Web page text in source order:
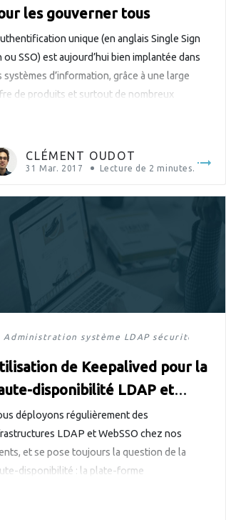
les gouverner tous
unique (en anglais Single Sign
ou SSO) est aujourd’hui bien implantée dans
systèmes d’information, grâce à une large
de produits et surtout de nombreux
ce domaine reste difficile d’accès car
nouvelle norme demande un temps […]
CLÉMENT OUDOT
31 Mar. 2017 Lecture de 2 minutes.
Administration système LDAP sécurité
de Keepalived pour la
disponibilité LDAP et
déployons régulièrement des
LDAP et WebSSO chez nos
et se pose toujours la question de la
disponibilité : la plate-forme